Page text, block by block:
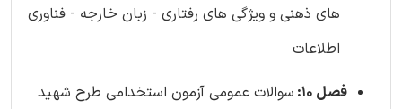
های ذهنی و ویژگی های رفتاری - زبان خارجه - فناوری
اطلاعات
فصل 10:
سوالات عمومی آزمون استخدامی طرح شهید